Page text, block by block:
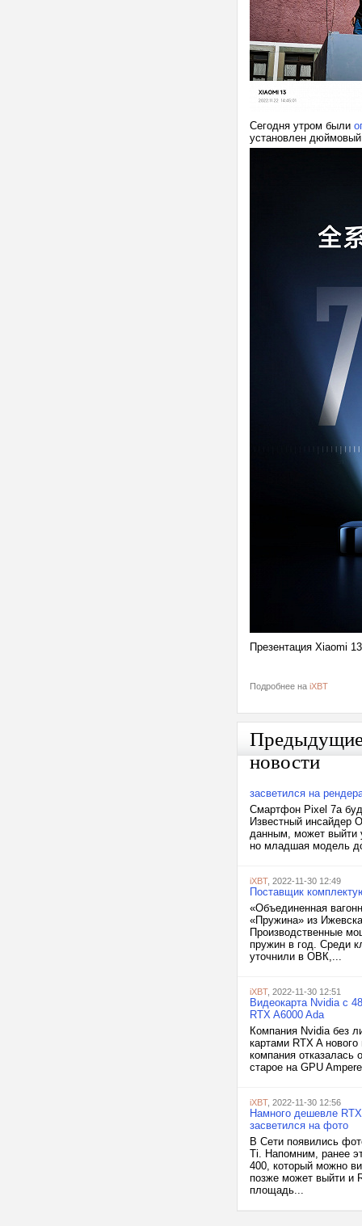
Сегодня утром были
установлен
Презентация Xiaomi
Подробнее на iXBT
новости
засветился на
Смартфон Pixel 7a
Известный инсайдер
данным, может выйти
но младшая модель
iXBT, 2022-11-30 12:49
Поставщик
«Объединенная
«Пружина» из
Производственные
пружин в год. Среди
уточнили в ОВК,...
iXBT, 2022-11-30 12:51
Видеокарта Nvidia с
RTX A6000 Ada
Компания Nvidia без
картами RTX A
компания отказалась
старое на GPU
iXBT, 2022-11-30 12:56
Намного дешевле
засветился на фото
В Сети появились
Ti. Напомним, ранее
400, который можно
позже может выйти и
площадь...